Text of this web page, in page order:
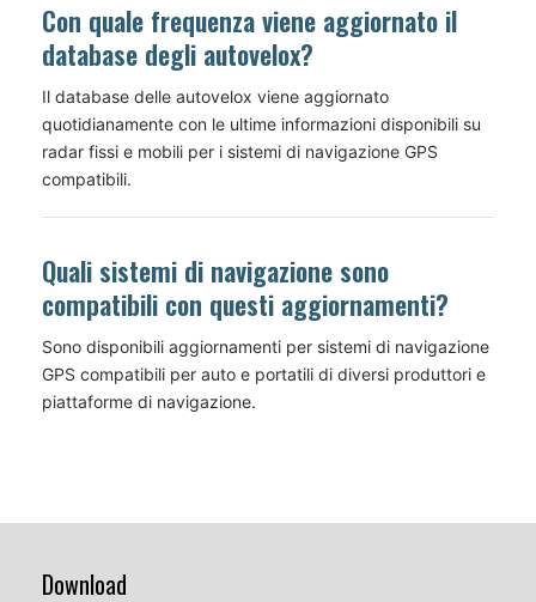
Con quale frequenza viene aggiornato il
database degli autovelox?
Il database delle autovelox viene aggiornato
quotidianamente con le ultime informazioni disponibili su
radar fissi e mobili per i sistemi di navigazione GPS
compatibili.
Quali sistemi di navigazione sono
compatibili con questi aggiornamenti?
Sono disponibili aggiornamenti per sistemi di navigazione
GPS compatibili per auto e portatili di diversi produttori e
piattaforme di navigazione.
Download